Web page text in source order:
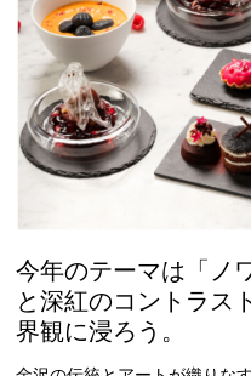
今年のテーマは「ノ
と深紅のコントラス
界観に浸ろう。